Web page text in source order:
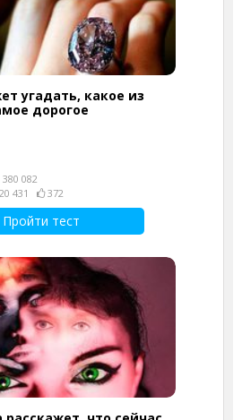
угадать, какое из
дорогое
082
431
372
Пройти тест